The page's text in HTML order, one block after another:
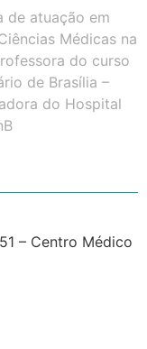
de atuação em
Médicas na
do curso
de Brasília –
do Hospital
– Centro Médico